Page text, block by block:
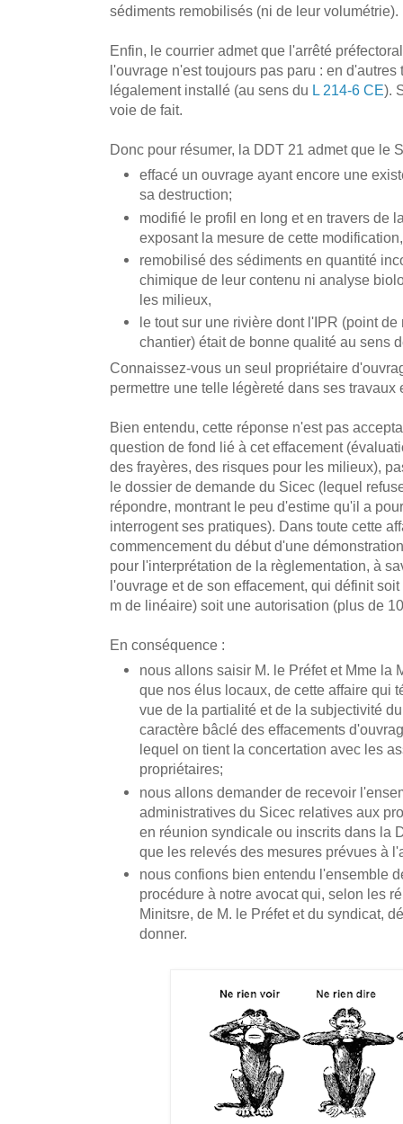
sédiments remobilisés (ni de leur volumétrie).
Enfin, le courrier admet que l'arrêté
l'ouvrage n'est toujours pas paru : en
légalement installé (au sens du L 214-6 CE).
voie de fait.
Donc pour résumer, la DDT 21 admet que le
effacé un ouvrage ayant encore une
sa destruction;
modifié le profil en long et en travers de
exposant la mesure de cette modification,
remobilisé des sédiments en quantité
chimique de leur contenu ni analyse
les milieux,
le tout sur une rivière dont l'IPR (point
chantier) était de bonne qualité au sens
Connaissez-vous un seul propriétaire
permettre une telle légèreté dans ses travaux
Bien entendu, cette réponse n'est pas
question de fond lié à cet effacement
des frayères, des risques pour les milieux),
le dossier de demande du Sicec (lequel
répondre, montrant le peu d'estime qu'il a
interrogent ses pratiques). Dans toute cette
commencement du début d'une
pour l'interprétation de la règlementation, à
l'ouvrage et de son effacement, qui définit
m de linéaire) soit une autorisation (plus de
En conséquence :
nous allons saisir M. le Préfet et Mme la
que nos élus locaux, de cette affaire qui
vue de la partialité et de la subjectivité
caractère bâclé des effacements
lequel on tient la concertation avec les
propriétaires;
nous allons demander de recevoir
administratives du Sicec relatives aux
en réunion syndicale ou inscrits dans la
que les relevés des mesures prévues à
nous confions bien entendu l'ensemble
procédure à notre avocat qui, selon les
Minitsre, de M. le Préfet et du syndicat,
donner.